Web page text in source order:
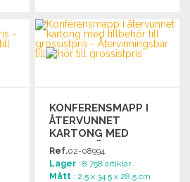
BESTÄLL
Begär offert
KONFERENSMAPP I
ÅTERVUNNET
KARTONG MED
TILLBEHÖR
Ref.02-08994
Lager : 8 758 artiklar
Mått : 2.5 x 34.5 x 28.5 cm